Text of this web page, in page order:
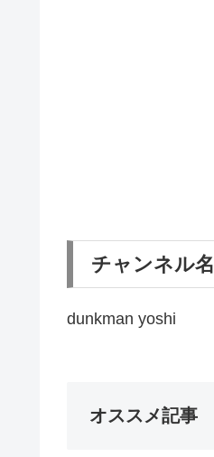
チャンネル名
dunkman yoshi
オススメ記事